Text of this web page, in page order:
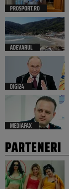
PROSPORT.RO
ADEVARUL
DIGI24
MEDIAFAX
PARTENERI